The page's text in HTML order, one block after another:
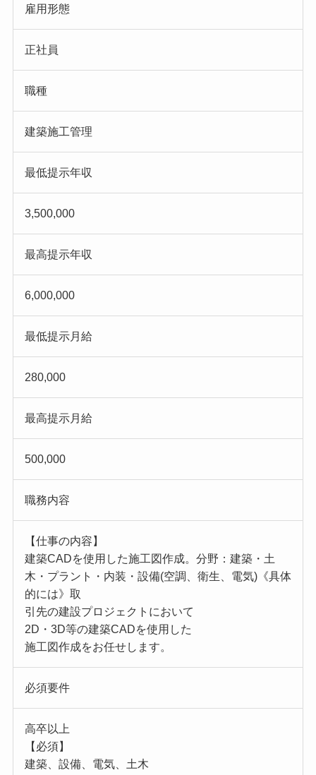
雇用形態
正社員
職種
建築施工管理
最低提示年収
3,500,000
最高提示年収
6,000,000
最低提示月給
280,000
最高提示月給
500,000
職務内容
【仕事の内容】
建築CADを使用した施工図作成。分野：建築・土
木・プラント・内装・設備(空調、衛生、電気)《具体
的には》取
引先の建設プロジェクトにおいて
2D・3D等の建築CADを使用した
施工図作成をお任せします。
必須要件
高卒以上
【必須】
建築、設備、電気、土木